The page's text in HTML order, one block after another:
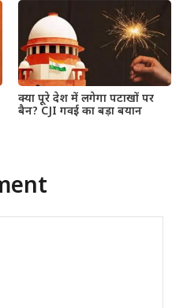
क्या पूरे देश में लगेगा पटाखों पर
बैन? CJI गवई का बड़ा बयान